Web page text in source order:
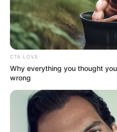
CTA LOVE
Why everything you thought
wrong